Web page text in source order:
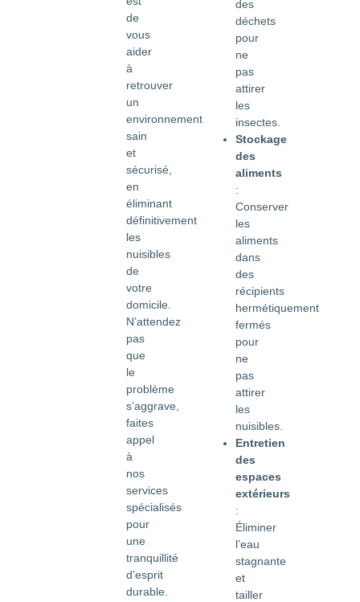
de
vous
aider
à
retrouver
un
environnement
sain
et
sécurisé,
en
éliminant
définitivement
les
nuisibles
de
votre
domicile.
N’attendez
pas
que
le
problème
s’aggrave,
faites
appel
à
nos
services
spécialisés
pour
une
tranquillité
d’esprit
durable.
des
déchets
pour
ne
pas
attirer
les
insectes.
Stockage
des
aliments
:
Conserver
les
aliments
dans
des
récipients
hermétiquement
fermés
pour
ne
pas
attirer
les
nuisibles.
Entretien
des
espaces
extérieurs
:
Éliminer
l’eau
stagnante
et
tailler